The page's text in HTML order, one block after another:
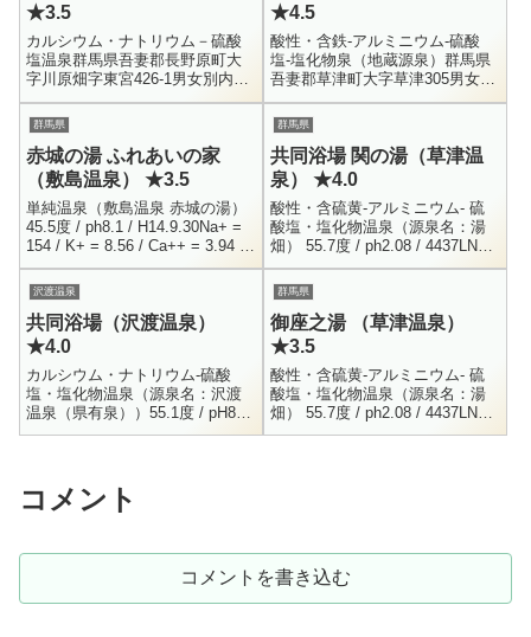
★3.5
カルシウム・ナトリウム－硫酸
塩温泉群馬県吾妻郡長野原町大
字川原畑字東宮426-1男女別内湯
300円9:00 - 17:00温井温泉「岩
陰の湯」は、吾妻川を挟んだ川
原湯温泉の反対側に...
★4.5
酸性・含鉄-アルミニウム-硫酸
塩-塩化物泉（地蔵源泉）群馬県
吾妻郡草津町大字草津305男女別
内湯 ・ 露天風呂0279-88-
2045700円 （和風村湯巡り手形
使用）営業時間 要...
群馬県
赤城の湯 ふれあいの家
（敷島温泉） ★3.5
単純温泉（敷島温泉 赤城の湯）
45.5度 / ph8.1 / H14.9.30Na+ =
154 / K+ = 8.56 / Ca++ = 3.94 /
Cl- = 19.5F-...
群馬県
共同浴場 関の湯（草津温
泉） ★4.0
酸性・含硫黄-アルミニウム- 硫
酸塩・塩化物温泉（源泉名：湯
畑） 55.7度 / ph2.08 / 4437LNa+
= 43.5 / K+ = 13.5 / Ca++ = 72
...
沢渡温泉
共同浴場（沢渡温泉）
★4.0
カルシウム・ナトリウム-硫酸
塩・塩化物温泉（源泉名：沢渡
温泉（県有泉））55.1度 / pH8.5
/ 毎分161L / 動力揚湯 /
群馬県
御座之湯 （草津温泉）
★3.5
酸性・含硫黄-アルミニウム- 硫
酸塩・塩化物温泉（源泉名：湯
畑） 55.7度 / ph2.08 / 4437LNa+
= 43.5 / K+ = 13.5 / Ca++ = 72
コメント
コメントを書き込む